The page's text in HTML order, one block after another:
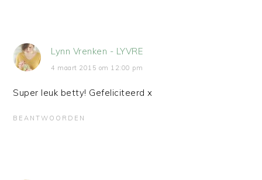
Lynn Vrenken - LYVRE
4 maart 2015 om 12:00 pm
Super leuk betty! Gefeliciteerd x
BEANTWOORDEN